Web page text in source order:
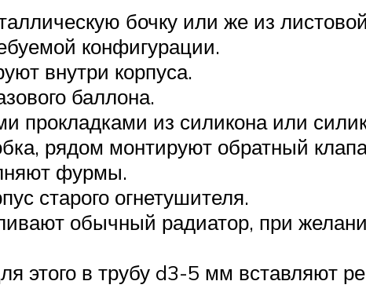
бочку или же из
конфигурации.
внутри корпуса.
баллона.
прокладками из силикона или
рядом монтируют обратный
фурмы.
старого огнетушителя.
обычный радиатор, при
этого в трубу d3-5 мм вставляют